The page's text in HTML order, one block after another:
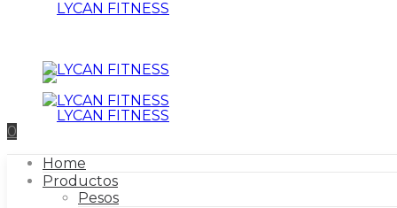
LYCAN
FITNESS
0
Home
Productos
Pesos